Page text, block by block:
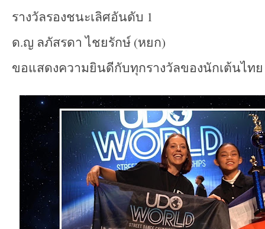
รางวัลรองชนะเลิศอันดับ 1
ด.ญ ลภัสรดา ไชยรักษ์ (หยก)
ขอแสดงความยินดีกับทุกรางวัลของนักเต้นไทย